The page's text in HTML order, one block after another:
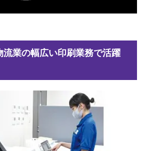
流業の幅広い印刷業務で活躍